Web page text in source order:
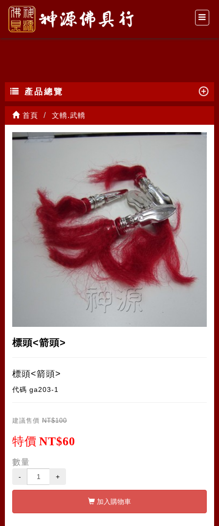
文轎.武轎
產品總覽
首頁 文轎.武轎
標頭<箭頭>
標頭<箭頭>
代碼 ga203-1
建議售價 NT$100
特價 NT$60
數量
- +
加入購物車